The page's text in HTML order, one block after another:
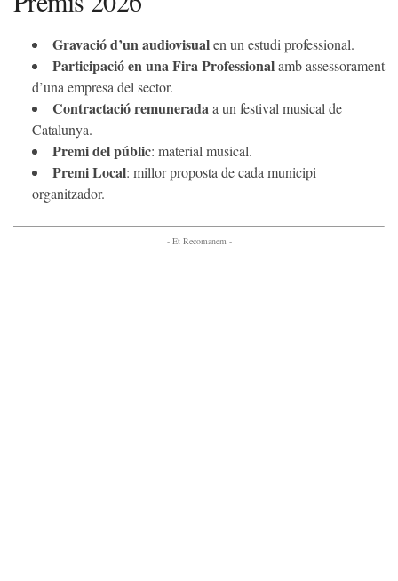
Gravació d’un audiovisualen un estudi professional.
Participació en una Fira Professionalamb assessorament
d’una empresa del sector.
Contractació remuneradaa un festival musical de
Catalunya.
Premi del públic: material musical.
Premi Local: millor proposta de cada municipi
organitzador.
- Et Recomanem -